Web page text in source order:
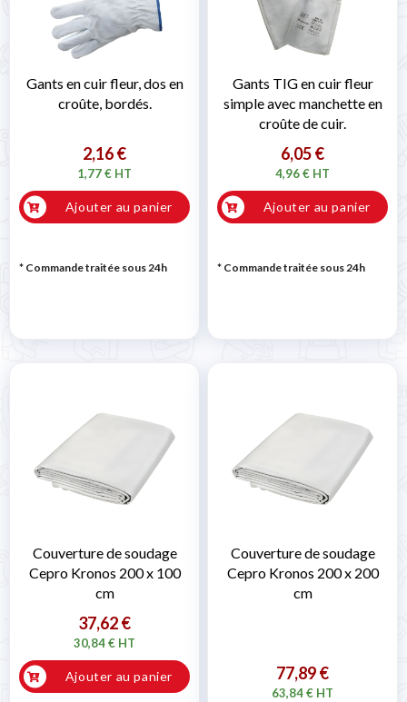
Gants en cuir fleur, dos en
croûte, bordés.
2,16 €
1,77 € HT
Ajouter au panier
* Commande traitée sous 24h
Gants TIG en cuir fleur
simple avec manchette en
croûte de cuir.
6,05 €
4,96 € HT
Ajouter au panier
* Commande traitée sous 24h
Couverture de soudage
Cepro Kronos 200 x 100
cm
37,62 €
30,84 € HT
Ajouter au panier
Couverture de soudage
Cepro Kronos 200 x 200
cm
77,89 €
63,84 € HT